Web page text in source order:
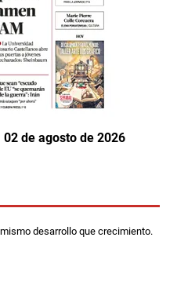
de agosto de 2026
desarrollo que crecimiento.